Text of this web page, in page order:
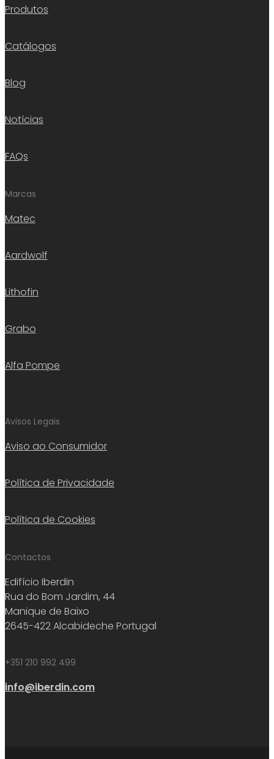
Produtos
Catálogos
Blog
Notícias
FAQs
Marcas
Matec
Aardwolf
Lithofin
Grabo
Alfa Pompe
Avisos Legais
Aviso ao Consumidor
Política de Privacidade
Política de Cookies
Contactos
Edifício Iberdin
Rua do Bom Jardim, 44
Manique de Baixo
2645-422 Alcabideche Portugal
+351 210 992 499
info@iberdin.com